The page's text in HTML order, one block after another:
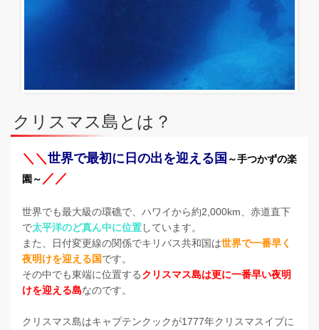
クリスマス島とは？
＼＼世界で最初に日の出を迎える国 ～手つかずの楽
園～ ／／
世界でも最大級の環礁で、ハワイから約2,000km、赤道直下
で太平洋のど真ん中に位置しています。
また、日付変更線の関係でキリバス共和国は世界で一番早く
夜明けを迎える国です。
その中でも東端に位置するクリスマス島は更に一番早い夜明
けを迎える島なのです。
クリスマス島はキャプテンクックが1777年クリスマスイブに